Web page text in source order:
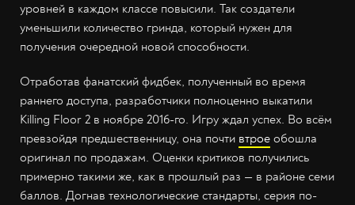
уровней в каждом классе повысили. Так создатели
уменьшили количество гринда, который нужен для
получения очередной новой способности.
Отработав фанатский фидбек, полученный во время
раннего доступа, разработчики полноценно выкатили
Killing Floor 2 в ноябре 2016-го. Игру ждал успех. Во всём
превзойдя предшественницу, она почти втрое обошла
оригинал по продажам. Оценки критиков получились
примерно такими же, как в прошлый раз — в районе семи
баллов. Догнав технологические стандарты, серия по-